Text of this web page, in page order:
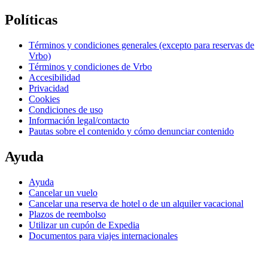
Políticas
Términos y condiciones generales (excepto para reservas de
Vrbo)
Términos y condiciones de Vrbo
Accesibilidad
Privacidad
Cookies
Condiciones de uso
Información legal/contacto
Pautas sobre el contenido y cómo denunciar contenido
Ayuda
Ayuda
Cancelar un vuelo
Cancelar una reserva de hotel o de un alquiler vacacional
Plazos de reembolso
Utilizar un cupón de Expedia
Documentos para viajes internacionales